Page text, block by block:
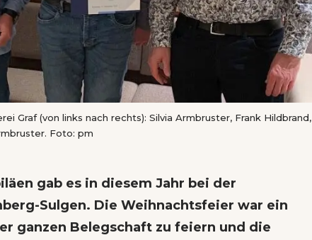
Graf (von links nach rechts): Silvia Armbruster, Frank Hildbrand,
Foto: pm
gab es in diesem Jahr bei der
Sulgen. Die Weihnachtsfeier war ein
ganzen Belegschaft zu feiern und die